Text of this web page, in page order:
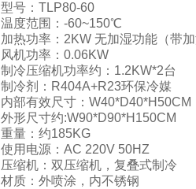
型号：TLP80-60
温度范围：-60~150℃
加热功率：2KW 无加湿功能（带
风机功率：0.06KW
制冷压缩机功率约：1.2KW*2台
制冷剂：R404A+R23环保冷媒
内部有效尺寸：W40*D40*H50CM
外形尺寸约:W90*D90*H150CM
重量：约185KG
使用电源：AC 220V 50HZ
压缩机：双压缩机，复叠式制冷
材质：外喷涂，内不锈钢